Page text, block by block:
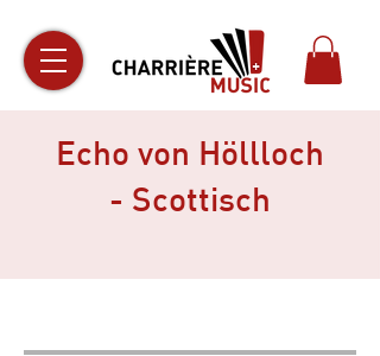
Echo von Höllloch
- Scottisch